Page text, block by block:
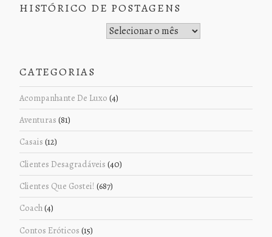
HISTÓRICO DE POSTAGENS
CATEGORIAS
Acompanhante De Luxo (4)
Aventuras (81)
Casais (12)
Clientes Desagradáveis (40)
Clientes Que Gostei! (687)
Coach(4)
Contos Eróticos (15)